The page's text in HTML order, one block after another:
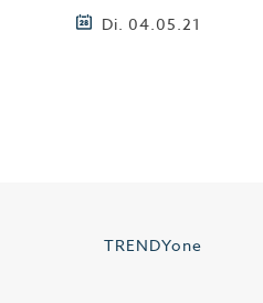
Di. 04.05.21
TRENDYone